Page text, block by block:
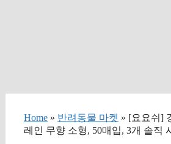
Home » 반려동물 마켓 » [요요쉬]
레인 무향 소형, 50매입, 3개 솔직